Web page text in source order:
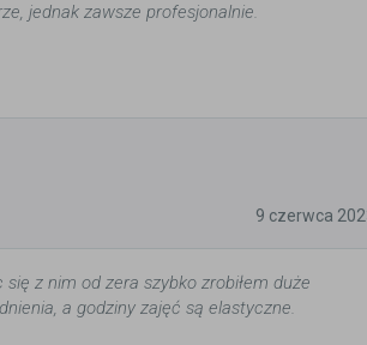
jednak zawsze profesjonalnie.
9 czerwca
z nim od zera szybko zrobiłem duże
a godziny zajęć są elastyczne.